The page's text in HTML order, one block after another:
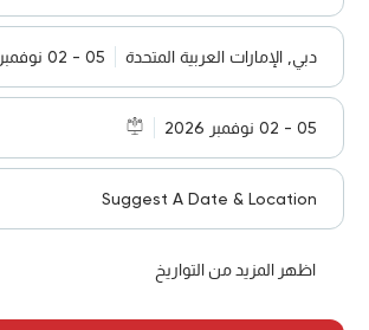
دبي, الإمارات العربية المتحدة 05 - 02 نوفمبر 2026
05 - 02 نوفمبر 2026
Suggest A Date & Location
اظهر المزيد من التواريخ